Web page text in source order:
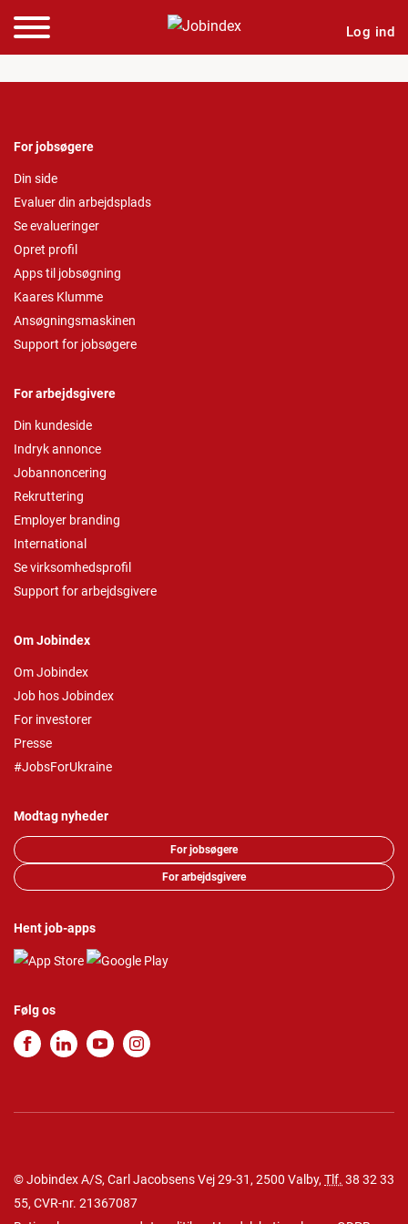
Log ind
For jobsøgere
Din side
Evaluer din arbejdsplads
Se evalueringer
Opret profil
Apps til jobsøgning
Kaares Klumme
Ansøgningsmaskinen
Support for jobsøgere
For arbejdsgivere
Din kundeside
Indryk annonce
Jobannoncering
Rekruttering
Employer branding
International
Se virksomhedsprofil
Support for arbejdsgivere
Om Jobindex
Om Jobindex
Job hos Jobindex
For investorer
Presse
#JobsForUkraine
Modtag nyheder
For jobsøgere
For arbejdsgivere
Hent job-apps
Følg os
© Jobindex A/S, Carl Jacobsens Vej 29-31, 2500 Valby, Tlf. 38 32 33
55, CVR-nr. 21367087